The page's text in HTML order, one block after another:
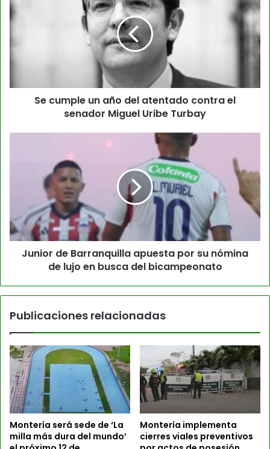
Se cumple un año del atentado contra el
senador Miguel Uribe Turbay
Junior de Barranquilla apuesta por su nómina
de lujo en busca del bicampeonato
Publicaciones relacionadas
Montería será sede de ‘La
milla más dura del mundo’
Montería implementa
cierres viales preventivos